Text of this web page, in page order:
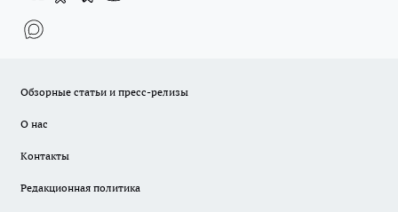
Обзорные статьи и пресс-релизы
О нас
Контакты
Редакционная политика